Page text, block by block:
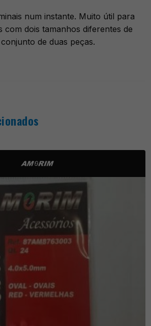
num instante. Muito útil para
com dois tamanhos diferentes de
de duas peças.